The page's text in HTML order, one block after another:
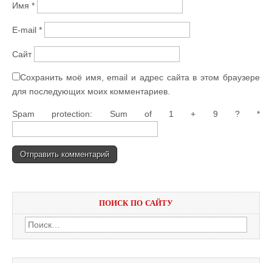
Имя *
E-mail *
Сайт
Сохранить моё имя, email и адрес сайта в этом браузере
для последующих моих комментариев.
Spam protection: Sum of 1 + 9 ? *
ПОИСК ПО САЙТУ
Найти: